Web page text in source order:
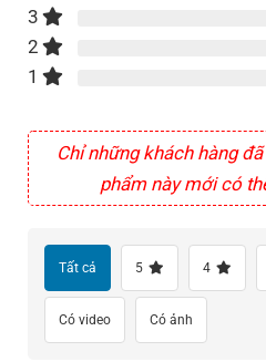
3
2
1
Chỉ những khách hàng
phẩm này mới có
Tất cả 5 4
Có video Có ảnh